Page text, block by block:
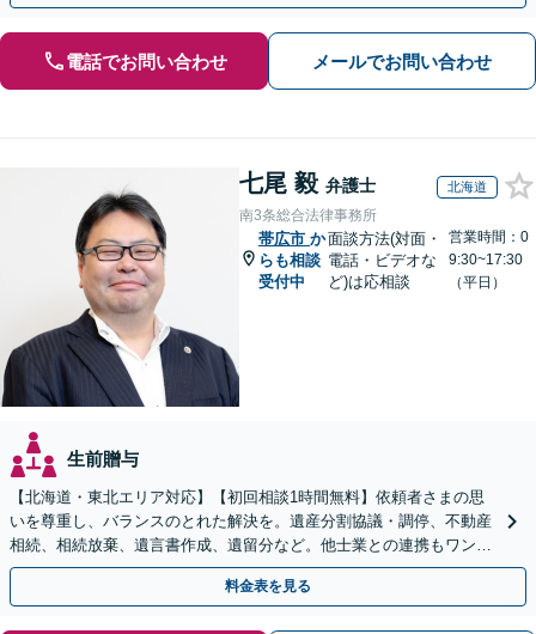
電話でお問い合わせ メールでお問い合わせ
七尾 毅 弁護士 北海道
南3条総合法律事務所
帯広市 か
らも相談
受付中
面談方法(対面・
電話・ビデオな
ど)は応相談
営業時間：0
9:30~17:30
（平日）
生前贈与
【北海道・東北エリア対応】【初回相談1時間無料】依頼者さまの思
いを尊重し、バランスのとれた解決を。遺産分割協議・調停、不動産
相続、相続放棄、遺言書作成、遺留分など。他士業との連携もワンス
トップで対応します【休日・夜間面談OK】
料金表を見る